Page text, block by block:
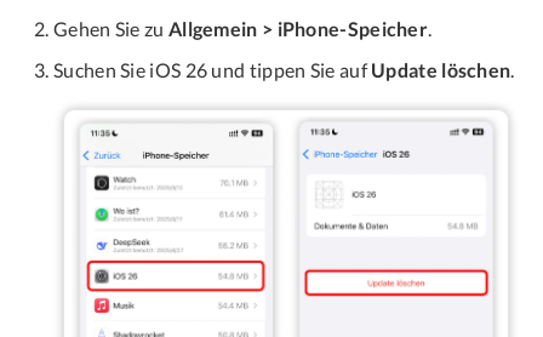
Gehen Sie zu Allgemein > iPhone-Speicher
Suchen Sie iOS 26 und tippen Sie aufUpdate löschen